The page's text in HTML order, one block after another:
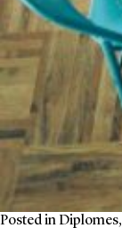
Posted inDiplomes,